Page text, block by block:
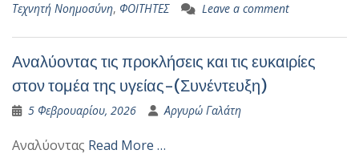
Τεχνητή Νοημοσύνη, ΦΟΙΤΗΤΕΣ Leave a comment
Αναλύοντας τις προκλήσεις και τις ευκαιρίες
στον τομέα της υγείας-(Συνέντευξη)
5 Φεβρουαρίου, 2026 Αργυρώ Γαλάτη
Αναλύοντας Read More …